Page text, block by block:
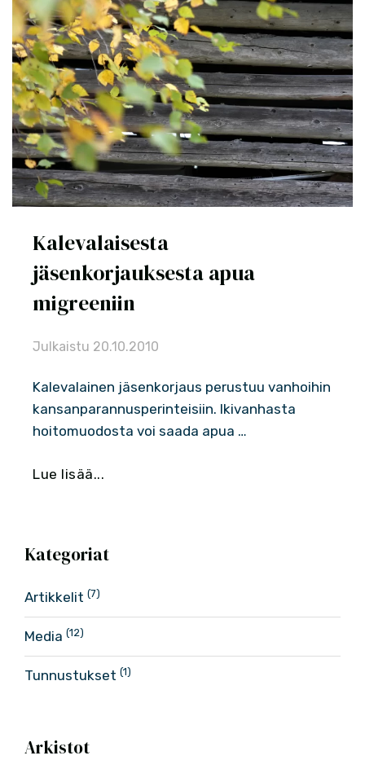
Kalevalaisesta
jäsenkorjauksesta apua
migreeniin
Julkaistu 20.10.2010
Kalevalainen jäsenkorjaus perustuu vanhoihin
kansanparannusperinteisiin. Ikivanhasta
hoitomuodosta voi saada apua …
Lue lisää...
Kategoriat
Artikkelit (7)
Media (12)
Tunnustukset (1)
Arkistot